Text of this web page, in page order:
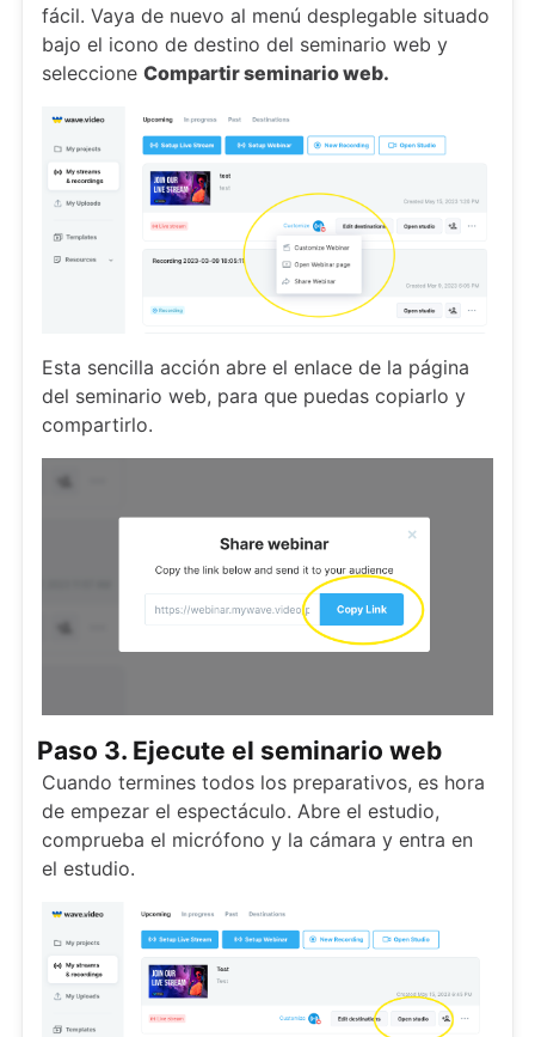
fácil. Vaya de nuevo al menú desplegable situado
bajo el icono de destino del seminario web y
seleccione Compartir seminario web.
Esta sencilla acción abre el enlace de la página
del seminario web, para que puedas copiarlo y
compartirlo.
Paso 3. Ejecute el seminario web
Cuando termines todos los preparativos, es hora
de empezar el espectáculo. Abre el estudio,
comprueba el micrófono y la cámara y entra en
el estudio.